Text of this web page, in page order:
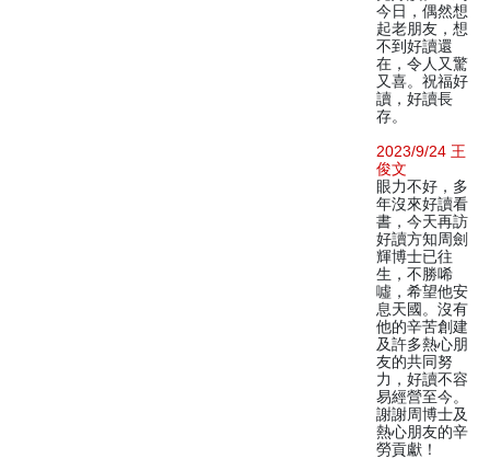
今日，偶然想
起老朋友，想
不到好讀還
在，令人又驚
又喜。祝福好
讀，好讀長
存。
2023/9/24 王
俊文
眼力不好，多
年沒來好讀看
書，今天再訪
好讀方知周劍
輝博士已往
生，不勝唏
噓，希望他安
息天國。沒有
他的辛苦創建
及許多熱心朋
友的共同努
力，好讀不容
易經營至今。
謝謝周博士及
熱心朋友的辛
勞貢獻！